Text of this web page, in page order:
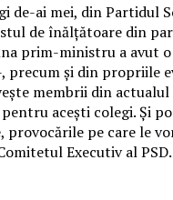
ai mei, din Partidul
de înălţătoare din
prim-ministru a avut
şi din propriile
membrii din
aceşti colegi. Şi
pe care le
Executiv al